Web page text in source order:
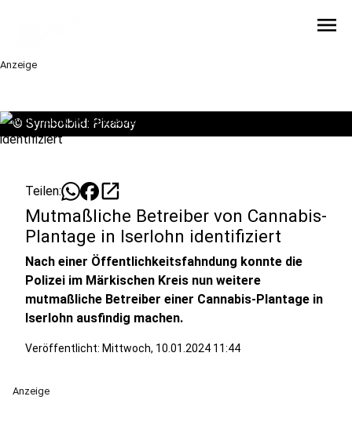
menu
Anzeige
© Symbolbild: Pixabay
Teilen: open_in_new
Mutmaßliche Betreiber von Cannabis-
Plantage in Iserlohn identifiziert
Nach einer Öffentlichkeitsfahndung konnte die
Polizei im Märkischen Kreis nun weitere
mutmaßliche Betreiber einer Cannabis-Plantage in
Iserlohn ausfindig machen.
Veröffentlicht: Mittwoch, 10.01.2024 11:44
Anzeige